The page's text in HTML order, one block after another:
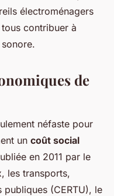
électroménagers
contribuer à
de
néfaste pour
un coût social
en 2011 par le
les transports,
publiques (CERTU), le